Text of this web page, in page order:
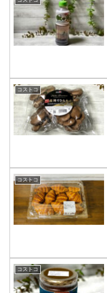
コストコ
コストコ
コストコ